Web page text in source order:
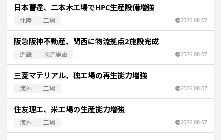
日本曹達、二本木工場でHPC生産設備増強
北陸 工場 2026.08.07
阪急阪神不動産、関西に物流拠点2施設完成
近畿 物流施設 2026.08.07
三菱マテリアル、独工場の再生能力増強
海外 工場 2026.08.07
住友理工、米工場の生産能力増強
海外 工場 2026.08.07